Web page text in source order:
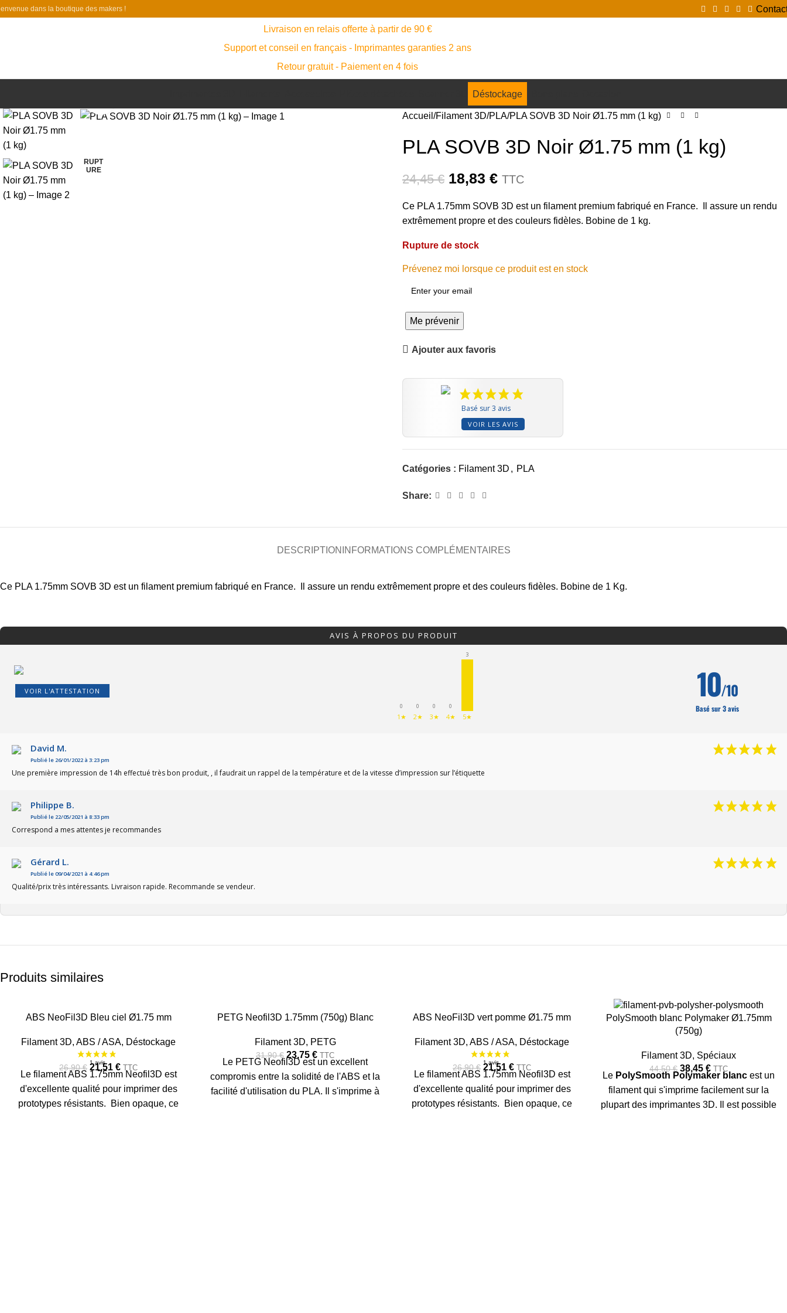
dans la boutique des makers !
Livraison en relais offerte à partir de 90 €
Support et conseil en français - Imprimantes garanties 2 ans
Retour gratuit - Paiement en 4 fois
Déstockage
RUPT
URE
Accueil Filament 3D PLA PLA SOVB 3D Noir Ø1.75 mm (1 kg)
PLA SOVB 3D Noir Ø1.75 mm (1 kg)
24,45€ 18,83 € TTC
Ce PLA 1.75mm SOVB 3D est un filament premium fabriqué en France. Il assure un rendu
extrêmement propre et des couleurs fidèles. Bobine de 1 kg.
Rupture de stock
Prévenez moi lorsque ce produit est en stock
Me prévenir
Ajouter aux favoris
Basé sur 3 avis
VOIR LES AVIS
Catégories : Filament 3D , PLA
Share:
DESCRIPTION INFORMATIONS COMPLÉMENTAIRES
Ce PLA 1.75mm SOVB 3D est un filament premium fabriqué en France. Il assure un rendu extrêmement propre et des couleurs fidèles. Bobine de 1 Kg.
AVIS À PROPOS DU PRODUIT
VOIR L'ATTESTATION
0
1★
0
2★
0
3★
0
4★
3
5★
10/10
Basé sur 3 avis
David M.
Publié le 26/01/2022 à 3:23 pm
Une première impression de 14h effectué très bon produit, , il faudrait un rappel de la température et de la vitesse d’impression sur l’étiquette
Philippe B.
Publié le 22/05/2021 à 8:33 pm
Correspond a mes attentes je recommandes
Gérard L.
Publié le 09/04/2021 à 4:46 pm
Qualité/prix très intéressants. Livraison rapide. Recommande se vendeur.
Produits similaires
-20%
RUPT
ABS NeoFil3D Bleu ciel Ø1.75 mm
Filament 3D, ABS / ASA, Déstockage
26,90€ 21,51 € TTC
Le filament ABS 1.75mm Neofil3D est
d'excellente qualité pour imprimer des
prototypes résistants. Bien opaque, ce
-26%PETG Neofil3D 1.75mm (750g) Blanc
Filament 3D, PETG
31,90€ 23,75 € TTC
Le PETG Neofil3D est un excellent
compromis entre la solidité de l'ABS et la
facilité d'utilisation du PLA. Il s'imprime à
-20%
RUPT
ABS NeoFil3D vert pomme Ø1.75 mm
Filament 3D, ABS / ASA, Déstockage
26,90€ 21,51 € TTC
Le filament ABS 1.75mm Neofil3D est
d'excellente qualité pour imprimer des
prototypes résistants. Bien opaque, ce
-14%
PolySmooth blanc Polymaker Ø1.75mm
(750g)
Filament 3D, Spéciaux
44,50€ 38,45 € TTC
Le PolySmooth Polymaker blanc est un
filament qui s'imprime facilement sur la
plupart des imprimantes 3D. Il est possible